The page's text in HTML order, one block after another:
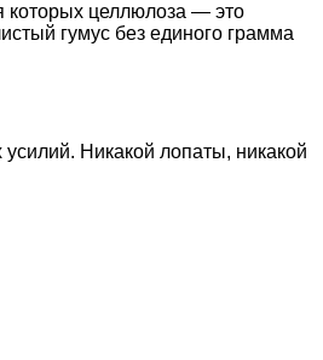
которых целлюлоза — это
гумус без единого грамма
Никакой лопаты, никакой